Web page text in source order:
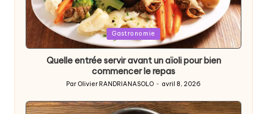
Posted
in
Gastronomie
Quelle entrée servir avant un aïoli pour bien
commencer le repas
Posted
Par Olivier RANDRIANASOLO avril 8, 2026